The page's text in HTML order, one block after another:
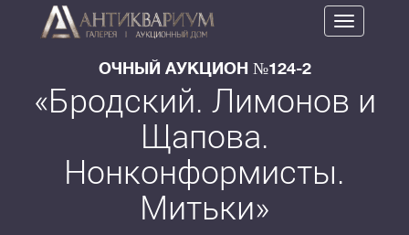
Toggle
navigation
ОЧНЫЙ АУКЦИОН №124-2
«Бродский. Лимонов и
Щапова.
Нонконформисты.
Митьки»